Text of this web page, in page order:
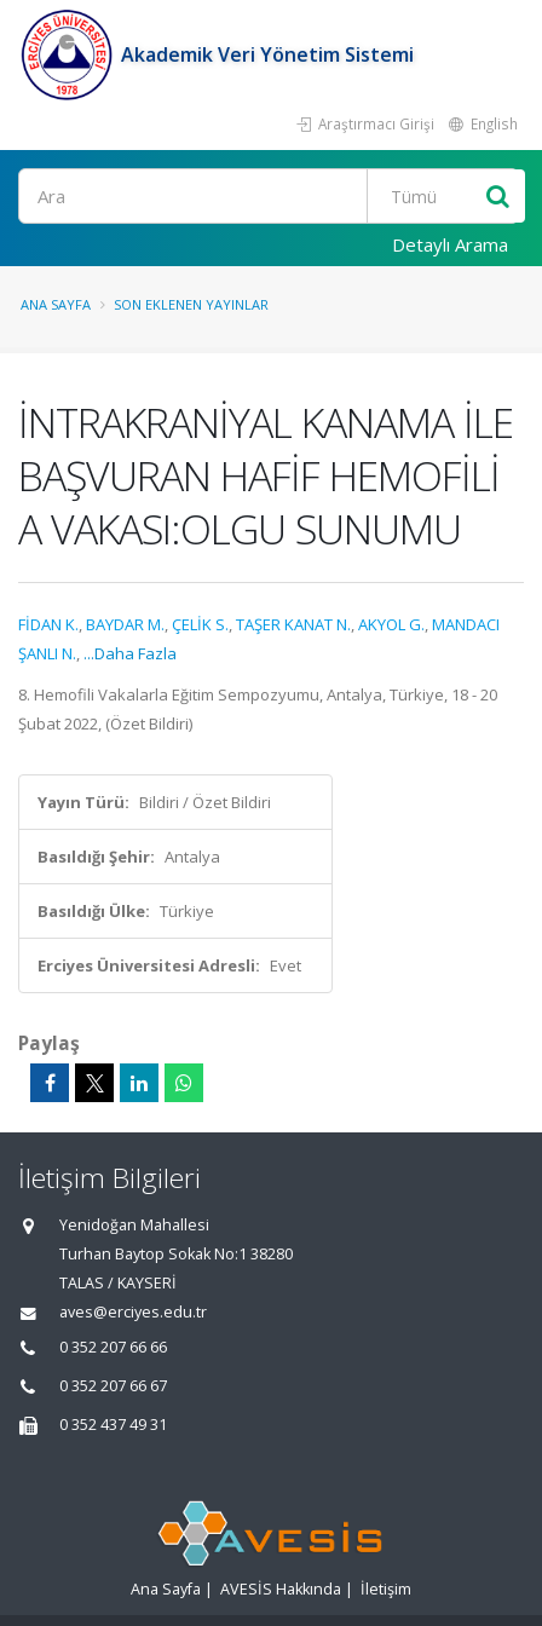
Akademik Veri Yönetim Sistemi
Araştırmacı Girişi English
Ara
Detaylı Arama
ANA SAYFA SON EKLENEN YAYINLAR
İNTRAKRANİYAL KANAMA İLE
BAŞVURAN HAFİF HEMOFİLİ
A VAKASI:OLGU SUNUMU
FİDAN K.,BAYDAR M.,ÇELİK S.,TAŞER KANAT N.,AKYOL G.,MANDACI
ŞANLI N., ...Daha Fazla
8. Hemofili Vakalarla Eğitim Sempozyumu, Antalya, Türkiye, 18 - 20
Şubat 2022, (Özet Bildiri)
Yayın Türü: Bildiri / Özet Bildiri
Basıldığı Şehir: Antalya
Basıldığı Ülke: Türkiye
Erciyes Üniversitesi Adresli: Evet
Paylaş
İletişim Bilgileri
Yenidoğan Mahallesi
Turhan Baytop Sokak No:1 38280
TALAS / KAYSERİ
aves@erciyes.edu.tr
0 352 207 66 66
0 352 207 66 67
0 352 437 49 31
Ana Sayfa | AVESİS Hakkında | İletişim